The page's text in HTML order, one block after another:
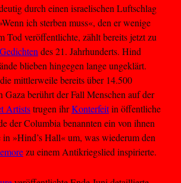
durch einen israelischen Luftschlag
ich sterben muss«, den er wenige
Tod veröffentlichte, zählt bereits jetzt zu
Gedichtendes 21. Jahrhunderts. Hind
blieben hingegen lange ungeklärt.
mittlerweile bereits über 14.500
Gaza berührt der Fall Menschen auf der
Artiststrugen ihrKonterfeitin öffentliche
der Columbia benannten ein von ihnen
in »Hind’s Hall« um, was wiederum den
zu einem Antikriegslied inspirierte.